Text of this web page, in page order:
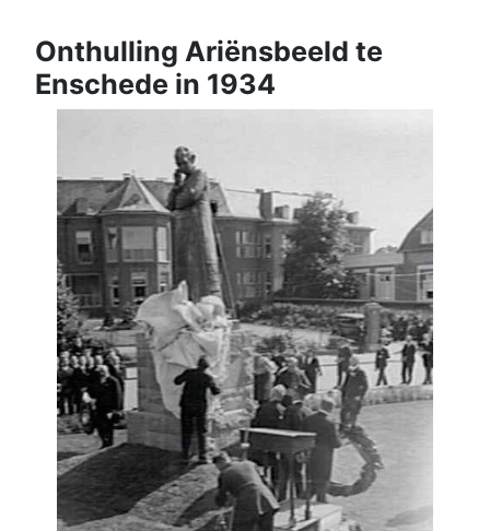
Onthulling Ariënsbeeld te
Enschede in 1934